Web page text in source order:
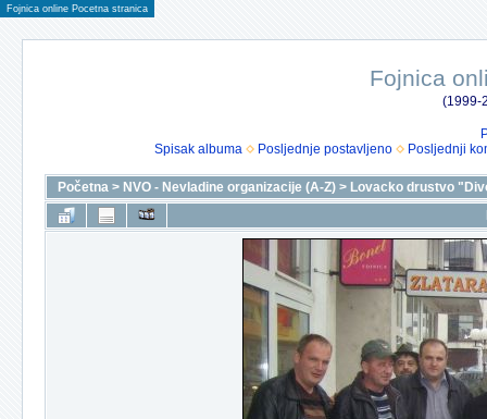
Fojnica online Pocetna stranica
Fojnica
(1999-
Spisak albuma
Posljednje postavljeno Posljednji
Početna > NVO - Nevladine organizacije (A-Z) > Lovacko drustvo